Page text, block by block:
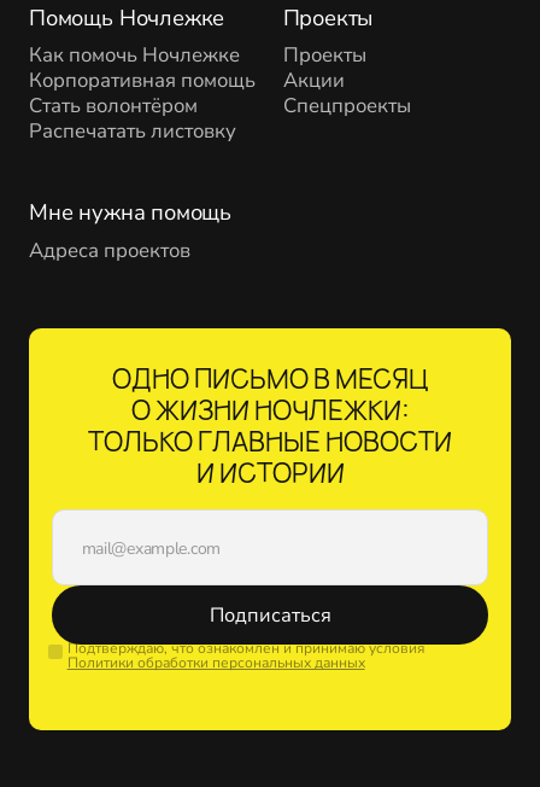
Помощь Ночлежке
Как помочь Ночлежке
Корпоративная помощь
Стать волонтёром
Распечатать листовку
Проекты
Проекты
Акции
Спецпроекты
Мне нужна помощь
Адреса проектов
ОДНО ПИСЬМО В МЕСЯЦ
О ЖИЗНИ НОЧЛЕЖКИ:
ТОЛЬКО ГЛАВНЫЕ НОВОСТИ
И ИСТОРИИ
Подписаться
Подтверждаю, что ознакомлен и принимаю условия
Политики обработки персональных данных